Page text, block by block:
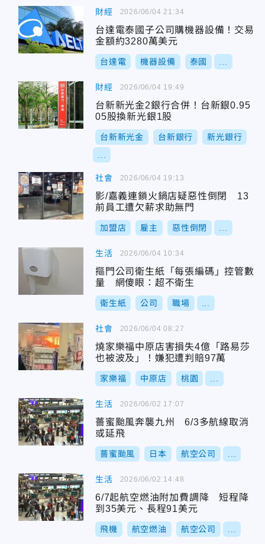
財經
台達電泰國子公司購機器設備！交易
金額約3280萬美元
台達電 機器設備 泰國
2026/06/04 21:34
財經
台新新光金2銀行合併！台新銀0.95
05股換新光銀1股
台新新光金 台新銀行 新光銀行
2026/06/04 19:49
社會
影/嘉義連鎖火鍋店疑惡性倒閉 13
前員工遭欠薪求助無門
加盟店 雇主 惡性倒閉
2026/06/04 19:13
生活
摳門公司衛生紙「每張編碼」控管數
量 網傻眼：超不衛生
衛生紙 公司 職場
2026/06/04 10:34
社會
燒家樂福中原店害損失4億「路易莎
也被波及」！嫌犯遭判賠97萬
家樂福 中原店 桃園
2026/06/04 08:27
生活
薔蜜颱風奔襲九州 6/3多航線取消
或延飛
薔蜜颱風 日本 航空公司
2026/06/02 17:07
生活
6/7起航空燃油附加費調降 短程降
到35美元、長程91美元
飛機 航空燃油 航空公司
2026/06/02 14:48